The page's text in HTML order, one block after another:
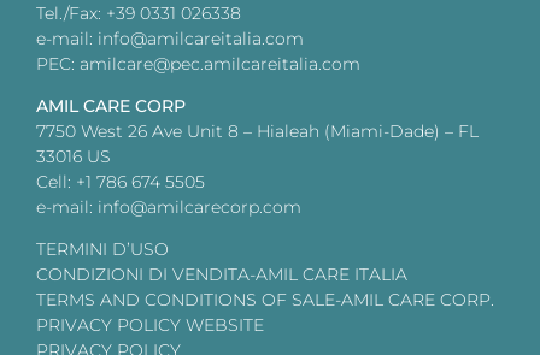
Tel./Fax: +39 0331 026338
e-mail: info@amilcareitalia.com
PEC: amilcare@pec.amilcareitalia.com
AMIL CARE CORP
7750 West 26 Ave Unit 8 – Hialeah (Miami-Dade) – FL
33016 US
Cell: +1 786 674 5505
e-mail: info@amilcarecorp.com
TERMINI D’USO
CONDIZIONI DI VENDITA-AMIL CARE ITALIA
TERMS AND CONDITIONS OF SALE-AMIL CARE CORP.
PRIVACY POLICY WEBSITE
PRIVACY POLICY